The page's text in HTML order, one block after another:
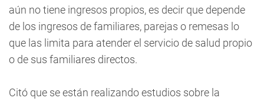
aún no tiene ingresos propios, es decir que depende
de los ingresos de familiares, parejas o remesas lo
que las limita para atender el servicio de salud propio
o de sus familiares directos.
Citó que se están realizando estudios sobre la